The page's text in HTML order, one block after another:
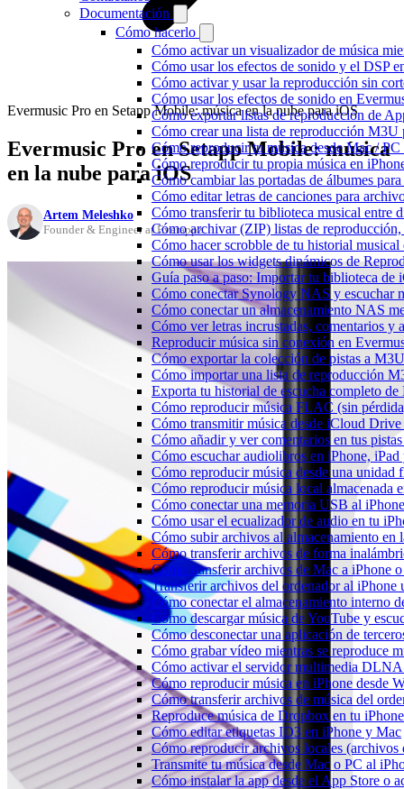
Documentación
Cómo hacerlo
Cómo activar un visualizador de música
Cómo usar los efectos de sonido y el DSP
Cómo activar y usar la reproducción sin
Cómo usar los efectos de sonido en
Cómo exportar listas de reproducción de
Cómo crear una lista de reproducción
Cómo reproducir tu música desde Mac /
Cómo reproducir tu propia música en
Cómo cambiar las portadas de álbumes
Cómo editar letras de canciones para
Cómo transferir tu biblioteca musical entre
Cómo archivar (ZIP) listas de
Cómo hacer scrobble de tu historial
Cómo usar los widgets dinámicos de
Guía paso a paso: Importar tu biblioteca
Cómo conectar Synology NAS y escuchar
Cómo conectar un almacenamiento NAS
Cómo ver letras incrustadas, comentarios
Reproducir música sin conexión en
Cómo exportar la colección de pistas a
Cómo importar una lista de reproducción
Exporta tu historial de escucha completo
Cómo reproducir música FLAC (sin
Cómo transmitir música desde iCloud
Cómo añadir y ver comentarios en tus
Cómo escuchar audiolibros en iPhone,
Cómo reproducir música desde una
Cómo reproducir música local almacenada
Cómo conectar una memoria USB al
Cómo usar el ecualizador de audio en tu
Cómo subir archivos al almacenamiento
Cómo transferir archivos de forma
Cómo transferir archivos de Mac a iPhone
Transferir archivos del ordenador al
Cómo conectar el almacenamiento interno
Cómo descargar música de YouTube y
Cómo desconectar una aplicación de
Cómo grabar vídeo mientras se reproduce
Cómo activar el servidor multimedia
Cómo reproducir música en iPhone desde
Cómo transferir archivos de música del
Reproduce música de Dropbox en tu
Cómo editar etiquetas ID3 en iPhone y Mac
Cómo reproducir archivos locales (archivos
Transmite tu música desde Mac o PC al
Cómo instalar la app desde el App Store o
Evermusic Pro en Setapp Mobile: música en la nube para iOS
Evermusic Pro en Setapp Mobile: música
en la nube para iOS
Artem Meleshko
Founder & Engineer at Everappz